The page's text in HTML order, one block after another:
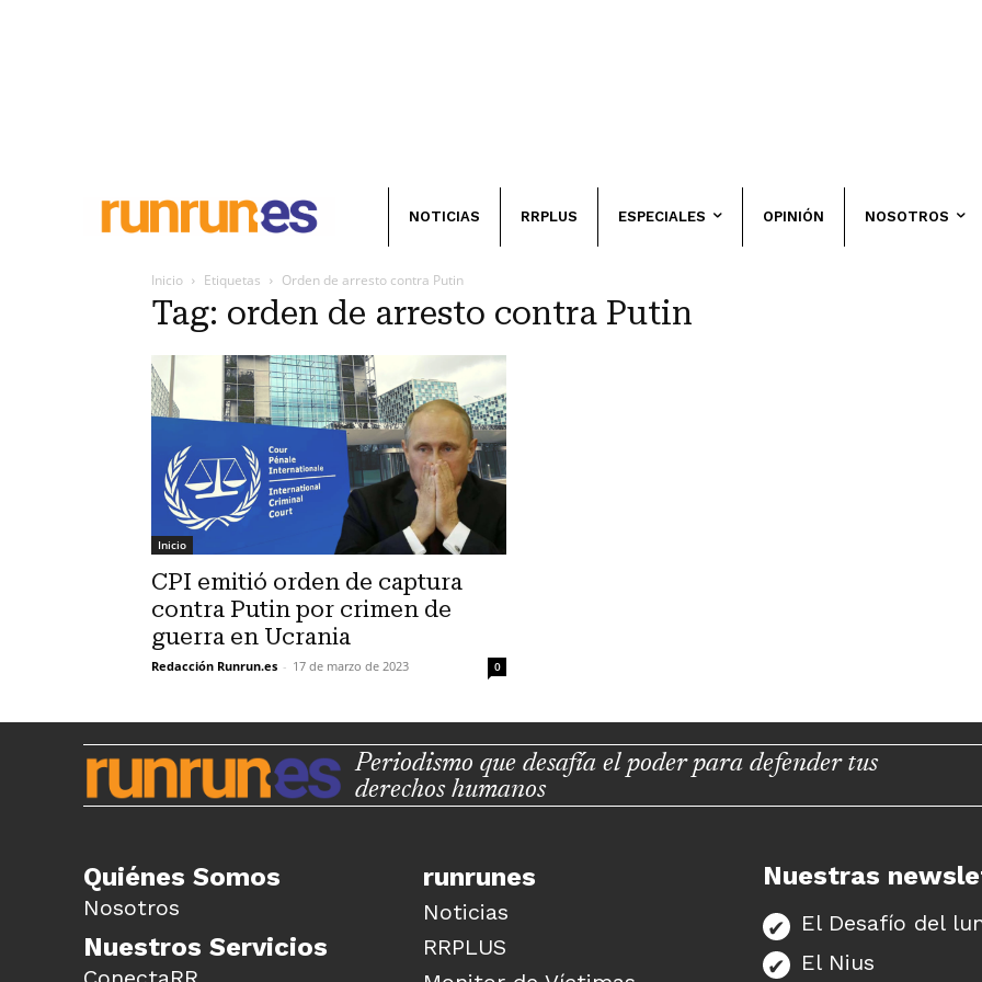
NOTICIAS RRPLUS ESPECIALES OPINIÓN NOSOTROS
Inicio Etiquetas Orden de arresto contra Putin
Tag: orden de arresto contra Putin
Inicio
CPI emitió orden de captura
contra Putin por crimen de
guerra en Ucrania
Redacción Runrun.es - 17 de marzo de 2023 0
Periodismo que desafía el poder para defender tus
derechos humanos
Quiénes Somos
Nosotros
Nuestros Servicios
runrunes
Noticias
RRPLUS
Nuestras
El Desafío del
El Nius